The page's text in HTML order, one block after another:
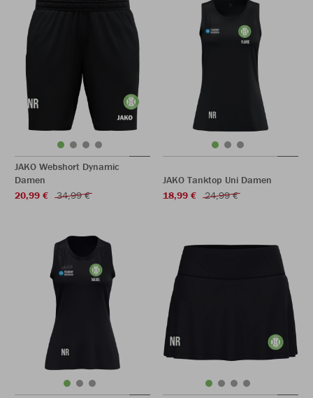
JAKO Webshort Dynamic
Damen
20,99 €
34,99 €
JAKO Tanktop Uni Damen
18,99 €
24,99 €